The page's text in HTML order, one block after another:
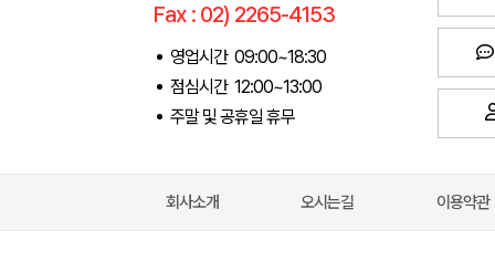
Fax : 02) 2265-4153
영업시간 09:00~18:30
점심시간 12:00~13:00
주말 및 공휴일 휴무
회사소개 오시는길 이용약관